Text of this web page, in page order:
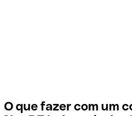
O que fazer com um